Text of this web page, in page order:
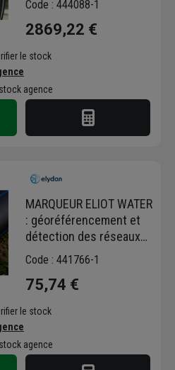
Code : 444088-1
2869,22 €
le stock
agence
MARQUEUR ELIOT WATER
: géoréférencement et
détection des réseaux
enterrés
Code : 441766-1
75,74 €
le stock
agence